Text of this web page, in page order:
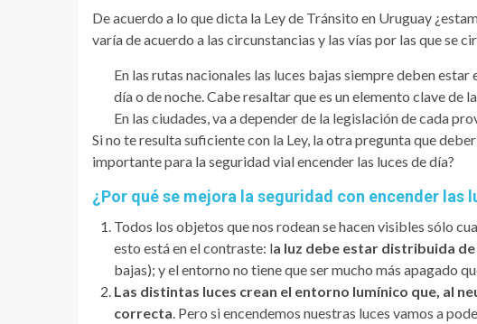
De acuerdo a lo que dicta la Ley de Tránsito en Uruguay
varía de acuerdo a las circunstancias y las vías por las que se
En las rutas nacionales las luces bajas siempre deben
día o de noche. Cabe resaltar que es un elemento clave de
En las ciudades, va a depender de la legislación de cada
Si no te resulta suficiente con la Ley, la otra pregunta que
importante para la seguridad vial encender las luces de día?
¿Por qué se mejora la seguridad con encender las
Todos los objetos que nos rodean se hacen visibles sólo
esto está en el contraste: la luz debe estar distribuida
bajas); y el entorno no tiene que ser mucho más apagado
Las distintas luces crean el entorno lumínico que, al
correcta. Pero si encendemos nuestras luces vamos a